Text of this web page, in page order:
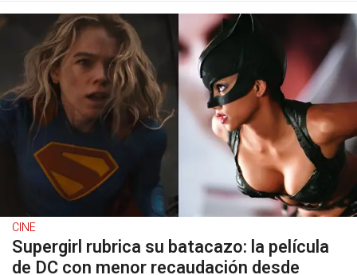
CINE
Supergirl rubrica su batacazo: la película
de DC con menor recaudación desde